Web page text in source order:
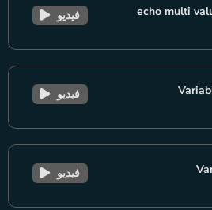
echo multi فيديو
فيديو
فيديو